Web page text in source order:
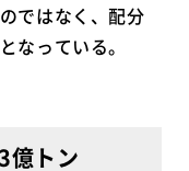
ではなく、配分
なっている。
億トン